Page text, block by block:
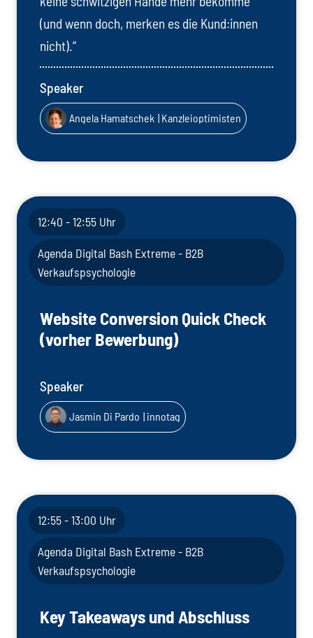
(und wenn doch, merken es die Kund:innen
nicht).“
Speaker
Angela Hamatschek | Kanzleioptimisten
12:40 - 12:55 Uhr
Agenda Digital Bash Extreme - B2B
Verkaufspsychologie
Website Conversion Quick Check
(vorher Bewerbung)
Speaker
Jasmin Di Pardo | innotag
12:55 - 13:00 Uhr
Agenda Digital Bash Extreme - B2B
Verkaufspsychologie
Key Takeaways und Abschluss